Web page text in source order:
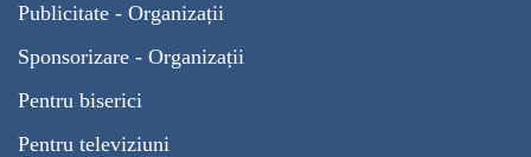
Publicitate - Organizații
Sponsorizare - Organizații
Pentru biserici
Pentru televiziuni